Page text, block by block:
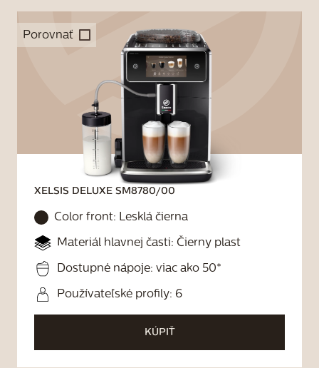
XELSIS DELUXE SM8780/00
Color front: Lesklá čierna
Materiál hlavnej časti: Čierny plast
Dostupné nápoje: viac ako 50*
Používateľské profily: 6
KÚPIŤ
Porovnať